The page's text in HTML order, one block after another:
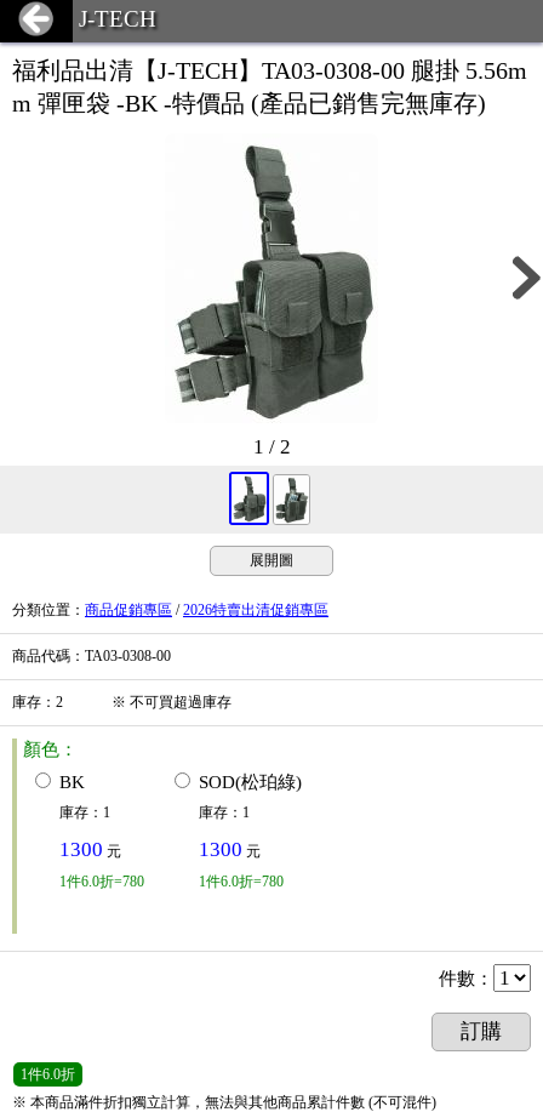
J-TECH
福利品出清【J-TECH】TA03-0308-00 腿掛 5.56m
m 彈匣袋 -BK -特價品 (產品已銷售完無庫存)
1 / 2
展開圖
分類位置 ： 商品促銷專區 /2026特賣出清促銷專區
商品代碼 ：TA03-0308-00
庫存 ： 2 ※ 不可買超過庫存
顏色：
BK
庫存 ： 1
1300 元
1件6.0折=780
SOD(松珀綠)
庫存 ： 1
1300 元
1件6.0折=780
件數 ：
訂購
1件6.0折
※ 本商品滿件折扣獨立計算，無法與其他商品累計件數 (不可混件)